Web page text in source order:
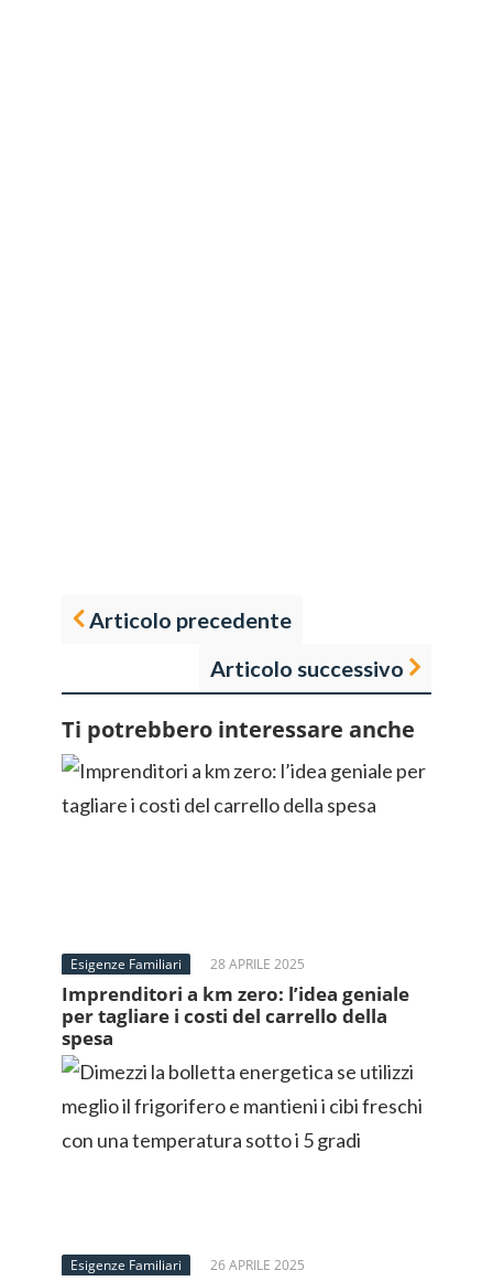
Articolo precedente
Articolo successivo
Ti potrebbero interessare anche
Esigenze Familiari 28 APRILE 2025
Imprenditori a km zero: l’idea geniale
per tagliare i costi del carrello della
spesa
Esigenze Familiari 26 APRILE 2025